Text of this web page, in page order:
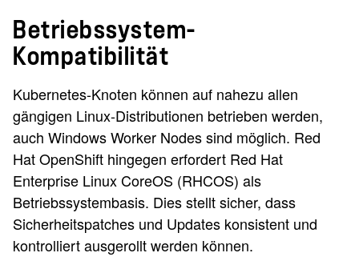
Betriebssystem-
Kompatibilität
Kubernetes-Knoten können auf nahezu allen
gängigen Linux-Distributionen betrieben werden,
auch Windows Worker Nodes sind möglich. Red
Hat OpenShift hingegen erfordert Red Hat
Enterprise Linux CoreOS (RHCOS) als
Betriebssystembasis. Dies stellt sicher, dass
Sicherheitspatches und Updates konsistent und
kontrolliert ausgerollt werden können.